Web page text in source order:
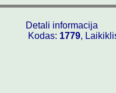
Detali informacija
Kodas: 1779,